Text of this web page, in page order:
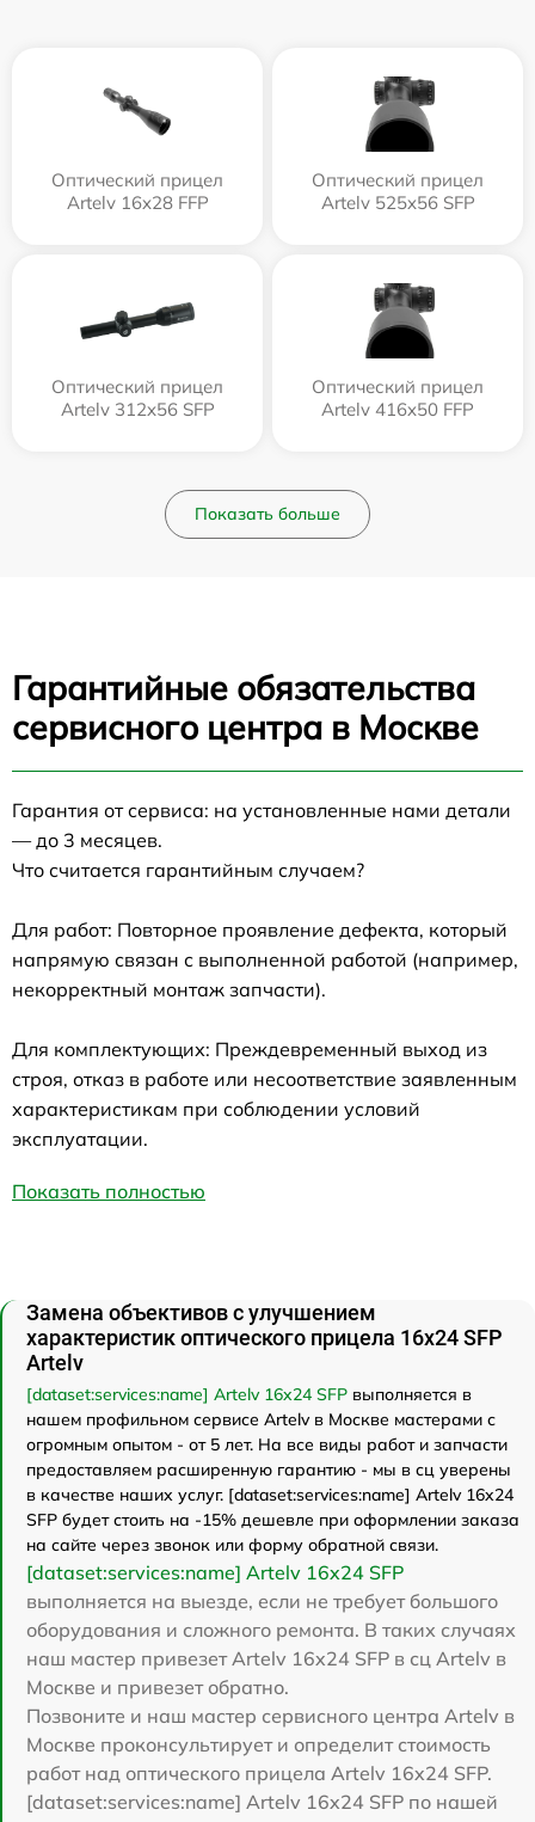
Оптический прицел
Artelv 16x28 FFP
Оптический прицел
Artelv 525x56 SFP
Оптический прицел
Artelv 312x56 SFP
Оптический прицел
Artelv 416x50 FFP
Показать больше
Гарантийные обязательства
сервисного центра в Москве
Гарантия от сервиса: на установленные нами детали
— до 3 месяцев.
Что считается гарантийным случаем?
Для работ: Повторное проявление дефекта, который
напрямую связан с выполненной работой (например,
некорректный монтаж запчасти).
Для комплектующих: Преждевременный выход из
строя, отказ в работе или несоответствие заявленным
характеристикам при соблюдении условий
эксплуатации.
Показать полностью
Замена объективов с улучшением
характеристик оптического прицела 16x24 SFP
Artelv
[dataset:services:name] Artelv 16x24 SFP выполняется в
нашем профильном сервисе Artelv в Москве мастерами с
огромным опытом - от 5 лет. На все виды работ и запчасти
предоставляем расширенную гарантию - мы в сц уверены
в качестве наших услуг. [dataset:services:name] Artelv 16x24
SFP будет стоить на -15% дешевле при оформлении заказа
на сайте через звонок или форму обратной связи.
[dataset:services:name] Artelv 16x24 SFP
выполняется на выезде, если не требует большого
оборудования и сложного ремонта. В таких случаях
наш мастер привезет Artelv 16x24 SFP в сц Artelv в
Москве и привезет обратно.
Позвоните и наш мастер сервисного центра Artelv в
Москве проконсультирует и определит стоимость
работ над оптического прицела Artelv 16x24 SFP.
[dataset:services:name] Artelv 16x24 SFP по нашей